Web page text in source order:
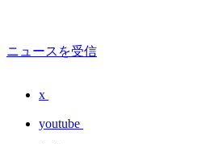
ニュースを受信
x
youtube